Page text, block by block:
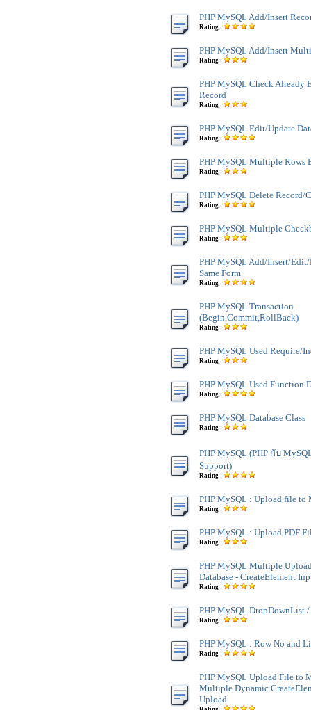
PHP MySQL Add/Insert
Rating :
PHP MySQL Add/Insert
Rating :
PHP MySQL Check Already
Record
Rating :
PHP MySQL Edit/Update
Rating :
PHP MySQL Multiple Rows
Rating :
PHP MySQL Delete Record/
Rating :
PHP MySQL Multiple
Rating :
PHP MySQL Add/Insert/
Same Form
Rating :
PHP MySQL Transaction
(Begin,Commit,RollBack)
Rating :
PHP MySQL Used Require/
Rating :
PHP MySQL Used Function
Rating :
PHP MySQL Database Class
Rating :
PHP MySQL (PHP กับ
Support)
Rating :
PHP MySQL : Upload file to
Rating :
PHP MySQL : Upload PDF
Rating :
PHP MySQL Multiple
Database - CreateElement
Rating :
PHP MySQL DropDownList
Rating :
PHP MySQL : Row No and
Rating :
PHP MySQL Upload File to
Multiple Dynamic
Upload